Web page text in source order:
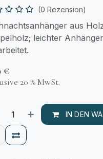
(0 Rezension)
aus
leichter
€
20 % MwSt.
IN DEN